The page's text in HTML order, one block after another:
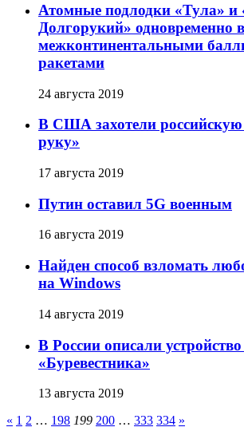
Атомные подлодки «Тула»
Долгорукий» одновременно
межконтинентальными
ракетами
24 августа 2019
В США захотели
руку»
17 августа 2019
Путин оставил 5G военным
16 августа 2019
Найден способ взломать
на Windows
14 августа 2019
В России описали
«Буревестника»
13 августа 2019
« 1 2 … 198 199 200 … 333 334 »